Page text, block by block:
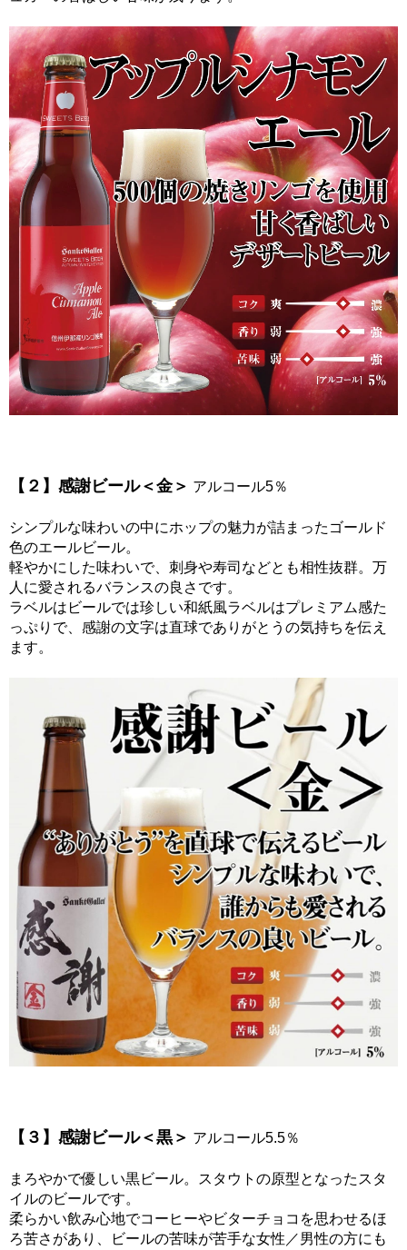
【２】感謝ビール＜金＞ アルコール5％
シンプルな味わいの中にホップの魅力が詰まったゴールド
色のエールビール。
軽やかにした味わいで、刺身や寿司などとも相性抜群。万
人に愛されるバランスの良さです。
ラベルはビールでは珍しい和紙風ラベルはプレミアム感た
っぷりで、感謝の文字は直球でありがとうの気持ちを伝え
ます。
【３】感謝ビール＜黒＞ アルコール5.5％
まろやかで優しい黒ビール。スタウトの原型となったスタ
イルのビールです。
柔らかい飲み心地でコーヒーやビターチョコを思わせるほ
ろ苦さがあり、ビールの苦味が苦手な女性／男性の方にも